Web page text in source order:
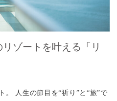
ゾートを叶える「リ
。 人生の節目を“祈り”と“旅”で